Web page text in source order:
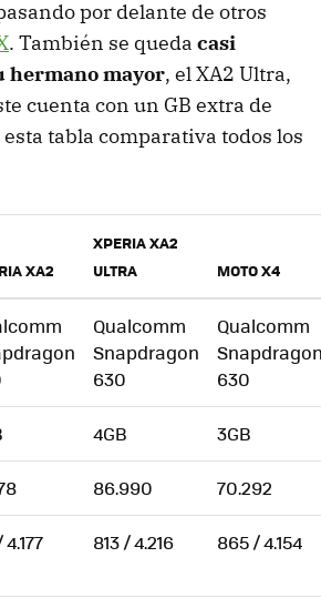
por delante de otros
. También se queda casi
hermano mayor, el XA2 Ultra,
cuenta con un GB extra de
esta tabla comparativa todos los
XA2
XPERIA XA2
ULTRA
MOTO X4
Qualcomm
Snapdragon
630
Qualcomm
630
4GB 3GB
86.990 70.292
813 / 4.216 865 / 4.154